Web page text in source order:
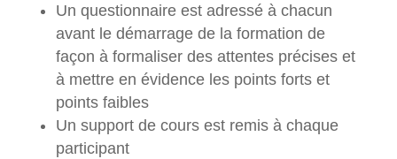
Un questionnaire est adressé à chacun
avant le démarrage de la formation de
façon à formaliser des attentes précises et
à mettre en évidence les points forts et
points faibles
Un support de cours est remis à chaque
participant